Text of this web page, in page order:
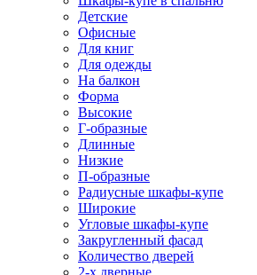
Детские
Офисные
Для книг
Для одежды
На балкон
Форма
Высокие
Г-образные
Длинные
Низкие
П-образные
Радиусные шкафы-купе
Широкие
Угловые шкафы-купе
Закругленный фасад
Количество дверей
2-х дверные